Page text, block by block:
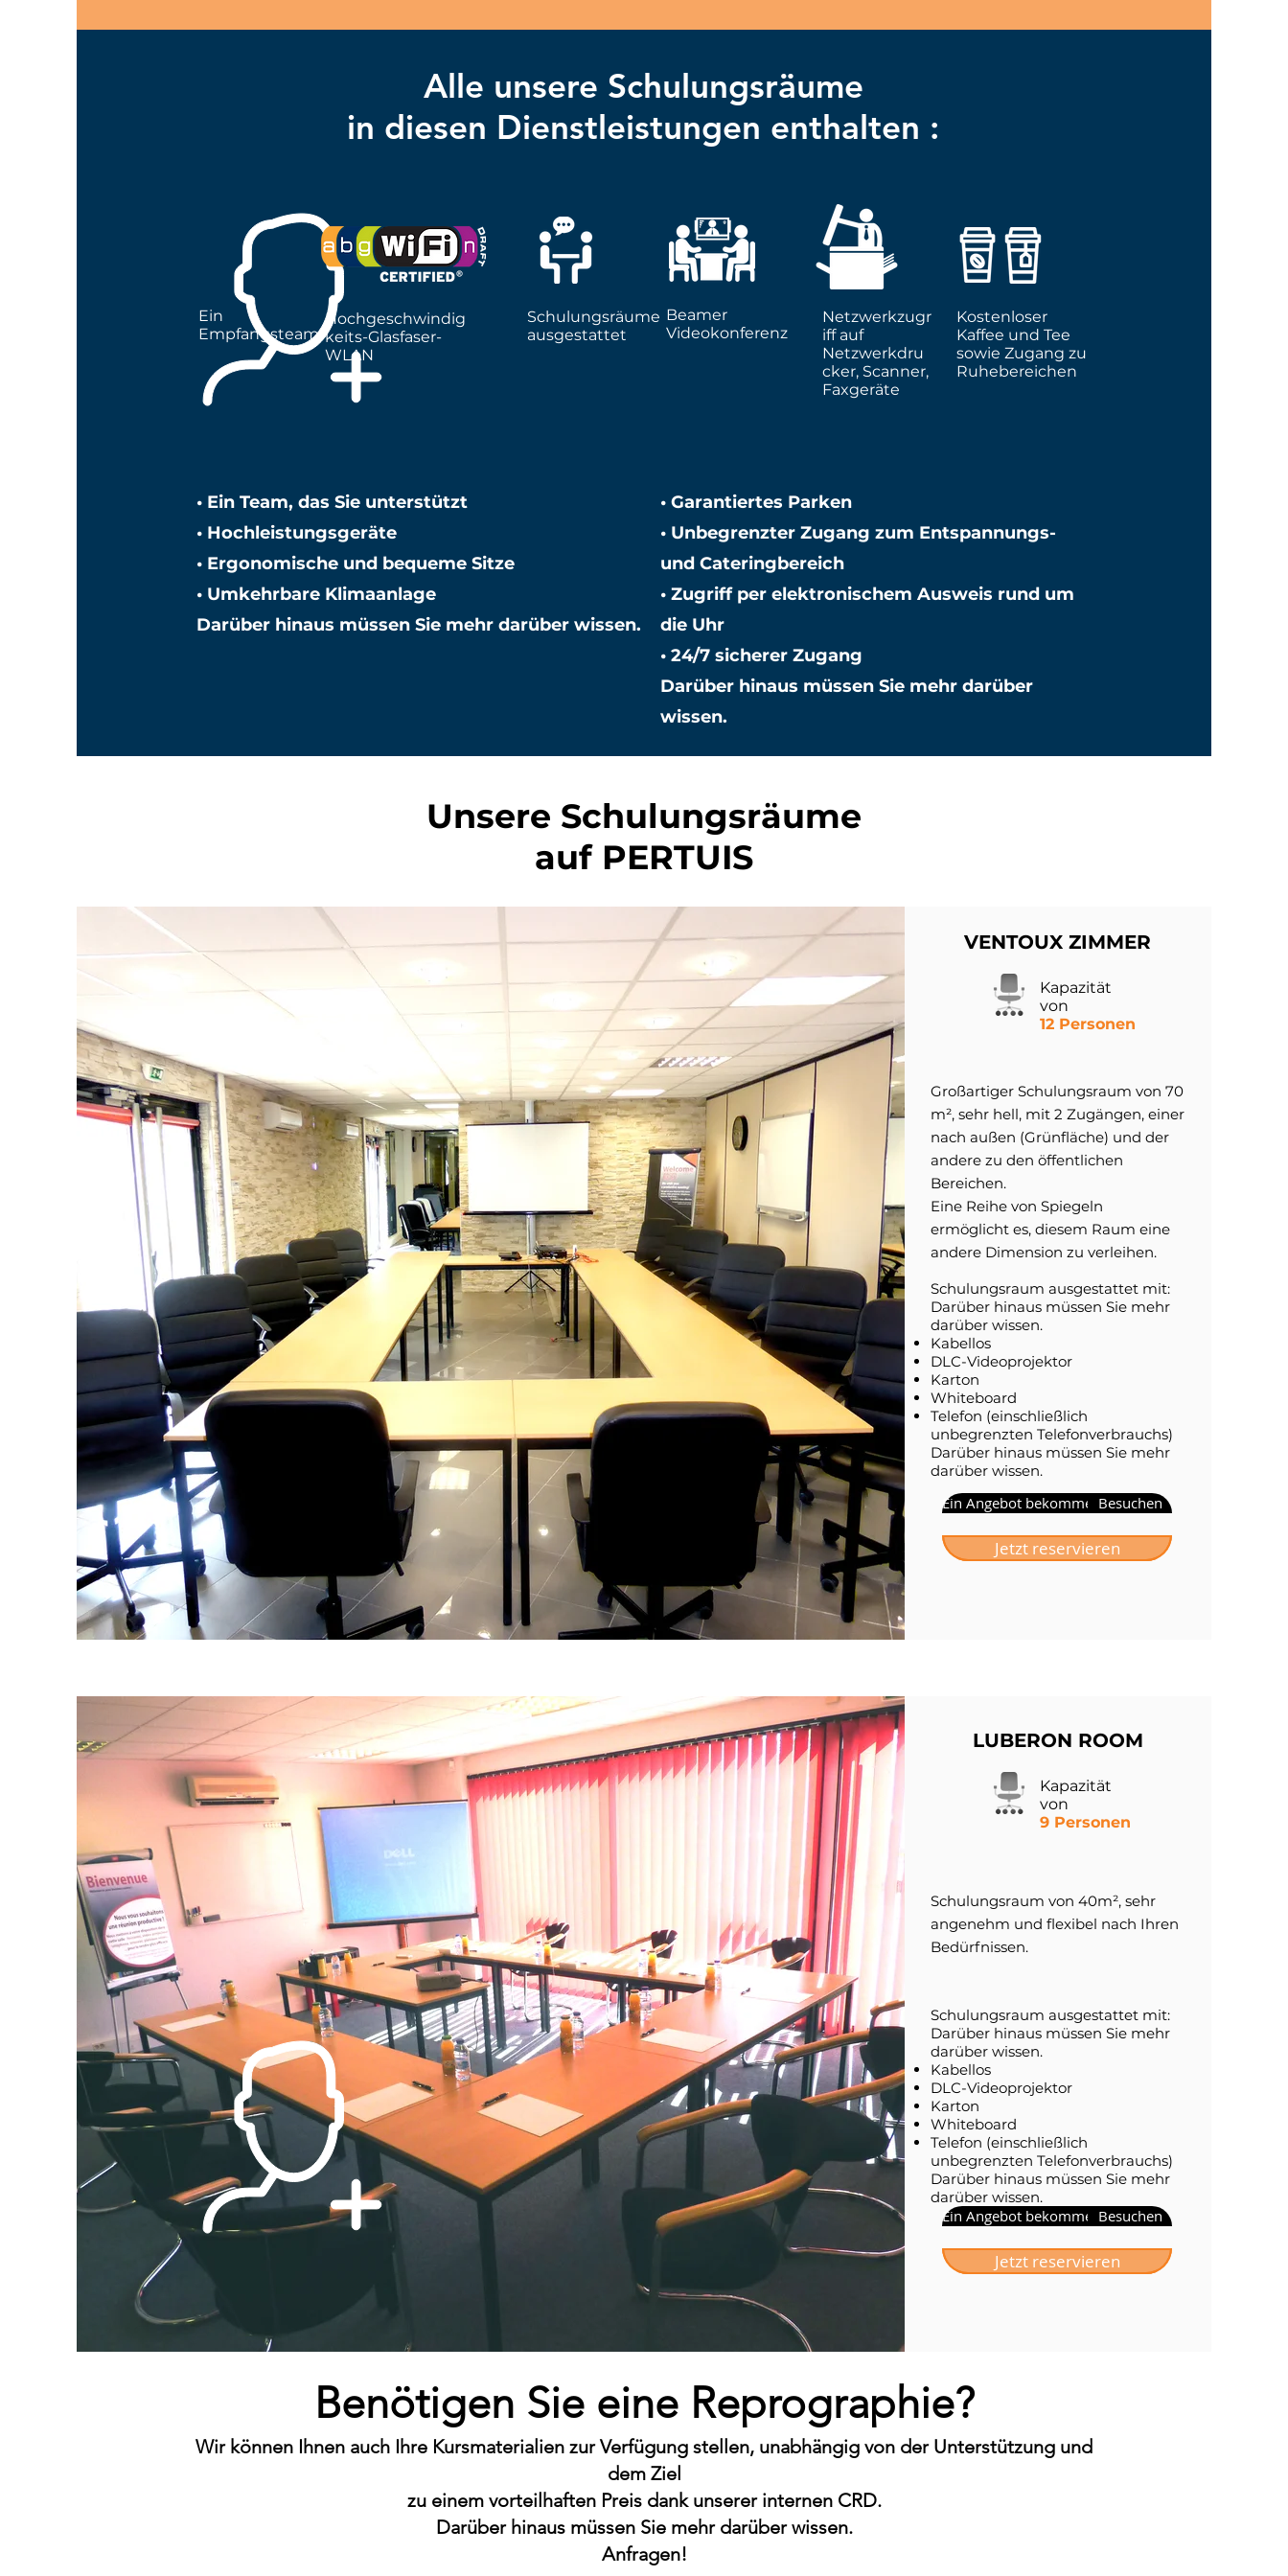
Alle unsere Schulungsräume
in diesen Dienstleistungen enthalten :
Ein
Empfangsteam
Hochgeschwindig
keits-Glasfaser-
WLAN
Schulungsräume
ausgestattet
Beamer
Videokonferenz
Netzwerkzugr
iff auf
Netzwerkdru
cker, Scanner,
Faxgeräte
Kostenloser
Kaffee und Tee
sowie Zugang zu
Ruhebereichen
• Ein Team, das Sie unterstützt
• Hochleistungsgeräte
• Ergonomische und bequeme Sitze
• Umkehrbare Klimaanlage
Darüber hinaus müssen Sie mehr darüber wissen.
• Garantiertes Parken
• Unbegrenzter Zugang zum Entspannungs-
und Cateringbereich
• Zugriff per elektronischem Ausweis rund um
die Uhr
• 24/7 sicherer Zugang
Darüber hinaus müssen Sie mehr darüber
wissen.
Unsere Schulungsräume
auf PERTUIS
VENTOUX ZIMMER
Kapazität
von
12 Personen
Großartiger Schulungsraum von 70
m², sehr hell, mit 2 Zugängen, einer
nach außen (Grünfläche) und der
andere zu den öffentlichen
Bereichen.
Eine Reihe von Spiegeln
ermöglicht es, diesem Raum eine
andere Dimension zu verleihen.
Schulungsraum ausgestattet mit:
Darüber hinaus müssen Sie mehr
darüber wissen.
Kabellos
DLC-Videoprojektor
Karton
Whiteboard
Telefon (einschließlich
unbegrenzten Telefonverbrauchs)
Darüber hinaus müssen Sie mehr
darüber wissen.
Ein Angebot bekommenBesuchen
Jetzt reservieren
LUBERON ROOM
Kapazität
von
9 Personen
Schulungsraum von 40m², sehr
angenehm und flexibel nach Ihren
Bedürfnissen.
Schulungsraum ausgestattet mit:
Darüber hinaus müssen Sie mehr
darüber wissen.
Kabellos
DLC-Videoprojektor
Karton
Whiteboard
Telefon (einschließlich
unbegrenzten Telefonverbrauchs)
Darüber hinaus müssen Sie mehr
darüber wissen.
Ein Angebot bekommenBesuchen
Jetzt reservieren
Benötigen Sie eine Reprographie?
Wir können Ihnen auch Ihre Kursmaterialien zur Verfügung stellen, unabhängig von der Unterstützung und
dem Ziel
zu einem vorteilhaften Preis dank unserer internen CRD.
Darüber hinaus müssen Sie mehr darüber wissen.
Anfragen!